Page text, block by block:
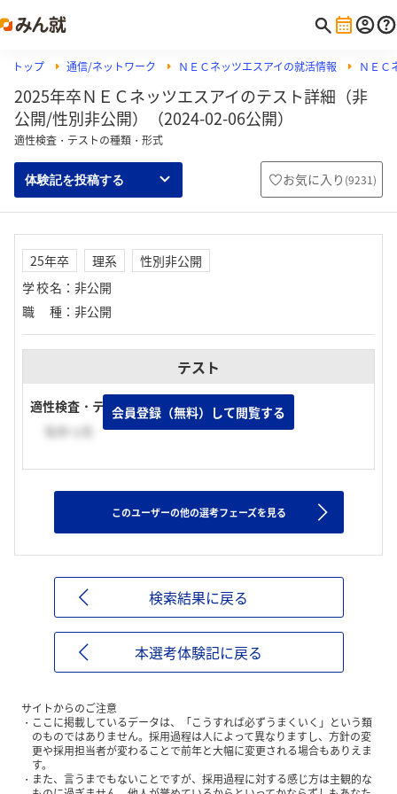
トップ 通信/ネットワーク ＮＥＣネッツエスアイの就活情報 ＮＥＣ
2025年卒ＮＥＣネッツエスアイのテスト詳細（非
公開/性別非公開）（2024-02-06公開）
適性検査・テストの種類・形式
体験記を投稿する お気に入り (9231)
25年卒 理系
性別非公開
学校名 ： 非公開
職種 ： 非公開
テスト
適性検査・テストの有無
なかった
会員登録（無料）して閲覧する
このユーザーの他の選考フェーズを見る
検索結果に戻る
本選考体験記に戻る
サイトからのご注意
ここに掲載しているデータは、「こうすれば必ずうまくいく」という類
のものではありません。採用過程は人によって異なりますし、方針の変
更や採用担当者が変わることで前年と大幅に変更される場合もありえま
す。
また、言うまでもないことですが、採用過程に対する感じ方は主観的な